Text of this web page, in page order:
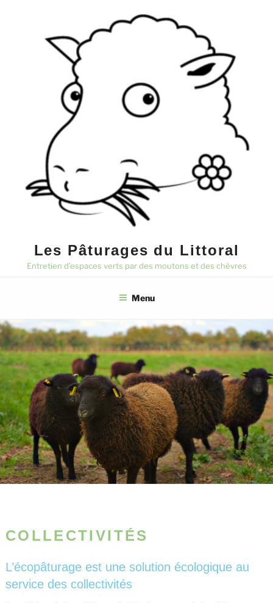
Les Pâturages du Littoral
Entretien d'espaces verts par des moutons et des chèvres
Menu
COLLECTIVITÉS
L’écopâturage est une solution écologique au
service des collectivités